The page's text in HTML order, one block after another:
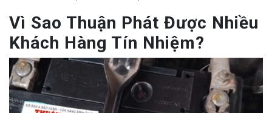
Vì Sao Thuận Phát Được Nhiều
Khách Hàng Tín Nhiệm?